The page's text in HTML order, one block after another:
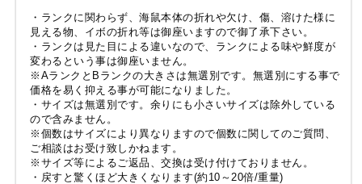
・ランクに関わらず、海鼠本体の折れや欠け、傷、溶けた様に
見える物、イボの折れ等は御座いますので御了承下さい。
・ランクは見た目による違いなので、ランクによる味や鮮度が
変わるという事は御座いません。
※AランクとBランクの大きさは無選別です。無選別にする事で
価格を易く抑える事が可能になりました。
・サイズは無選別です。余りにも小さいサイズは除外している
ので含みません。
※個数はサイズにより異なりますので個数に関してのご質問、
ご相談はお受け致しかねます。
※サイズ等によるご返品、交換は受け付けておりません。
・戻すと驚くほど大きくなります(約10～20倍/重量)